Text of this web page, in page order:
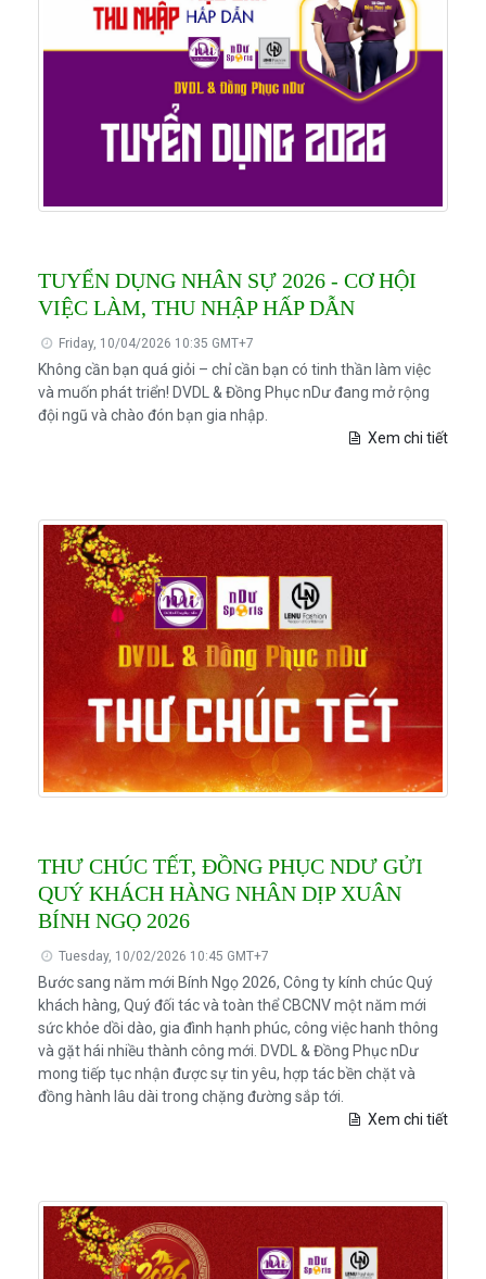
TUYỂN DỤNG NHÂN SỰ 2026 - CƠ HỘI
VIỆC LÀM, THU NHẬP HẤP DẪN
Friday, 10/04/2026 10:35 GMT+7
Không cần bạn quá giỏi – chỉ cần bạn có tinh thần làm việc
và muốn phát triển! DVDL & Đồng Phục nDư đang mở rộng
đội ngũ và chào đón bạn gia nhập.
Xem chi tiết
THƯ CHÚC TẾT, ĐỒNG PHỤC NDƯ GỬI
QUÝ KHÁCH HÀNG NHÂN DỊP XUÂN
BÍNH NGỌ 2026
Tuesday, 10/02/2026 10:45 GMT+7
Bước sang năm mới Bính Ngọ 2026, Công ty kính chúc Quý
khách hàng, Quý đối tác và toàn thể CBCNV một năm mới
sức khỏe dồi dào, gia đình hạnh phúc, công việc hanh thông
và gặt hái nhiều thành công mới. DVDL & Đồng Phục nDư
mong tiếp tục nhận được sự tin yêu, hợp tác bền chặt và
đồng hành lâu dài trong chặng đường sắp tới.
Xem chi tiết